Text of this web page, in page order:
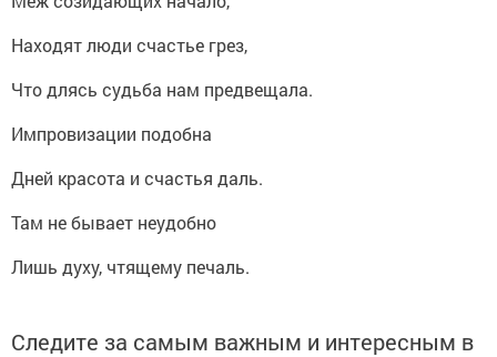
Находят люди счастье грез,
Что длясь судьба нам предвещала.
Импровизации подобна
Дней красота и счастья даль.
Там не бывает неудобно
Лишь духу, чтящему печаль.
Следите за самым важным и интересным в